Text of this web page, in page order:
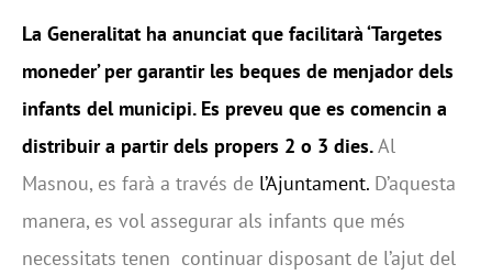
La Generalitat ha anunciat que facilitarà ‘Targetes
moneder’ per garantir les beques de menjador dels
infants del municipi. Es preveu que es comencin a
distribuir a partir dels propers 2 o 3 dies.Al
Masnou, es farà a través de l’Ajuntament. D’aquesta
manera, es vol assegurar als infants que més
necessitats tenen continuar disposant de l’ajut del